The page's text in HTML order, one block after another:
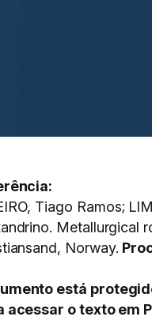
Tiago Ramos;
Metallurgical
Norway.
está
acessar o texto em